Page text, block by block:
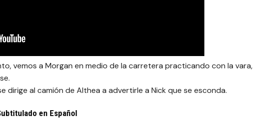
vemos a Morgan en medio de la carretera practicando con la vara,
dirige al camión de Althea a advertirle a Nick que se esconda.
en Español